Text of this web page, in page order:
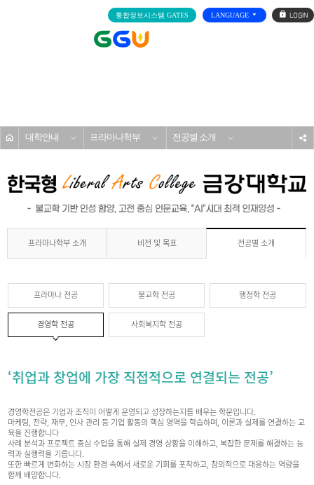
통합정보시스템 GATES LANGUAGE
로
그
대학안내 프라마나학부 전공별 소개
프라마나학부 소개 비전 및 목표 전공별 소개
프라마나 전공 불교학 전공 행정학 전공
경영학 전공 사회복지학 전공
‘취업과 창업에 가장 직접적으로 연결되는 전공’
경영학전공은 기업과 조직이 어떻게 운영되고 성장하는지를 배우는 학문입니다.
마케팅, 전략, 재무, 인사 관리 등 기업 활동의 핵심 영역을 학습하며, 이론과 실제를 연결하는 교
육을 진행합니다
사례 분석과 프로젝트 중심 수업을 통해 실제 경영 상황을 이해하고, 복잡한 문제를 해결하는 능
력과 실행력을 기릅니다.
또한 빠르게 변화하는 시장 환경 속에서 새로운 기회를 포착하고, 창의적으로 대응하는 역량을
함께 배양합니다.